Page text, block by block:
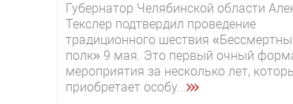
Губернатор Челябинской области
Текслер подтвердил проведение
традиционного шествия
полк» 9 мая. Это первый очный
мероприятия за несколько лет,
приобретает особу...